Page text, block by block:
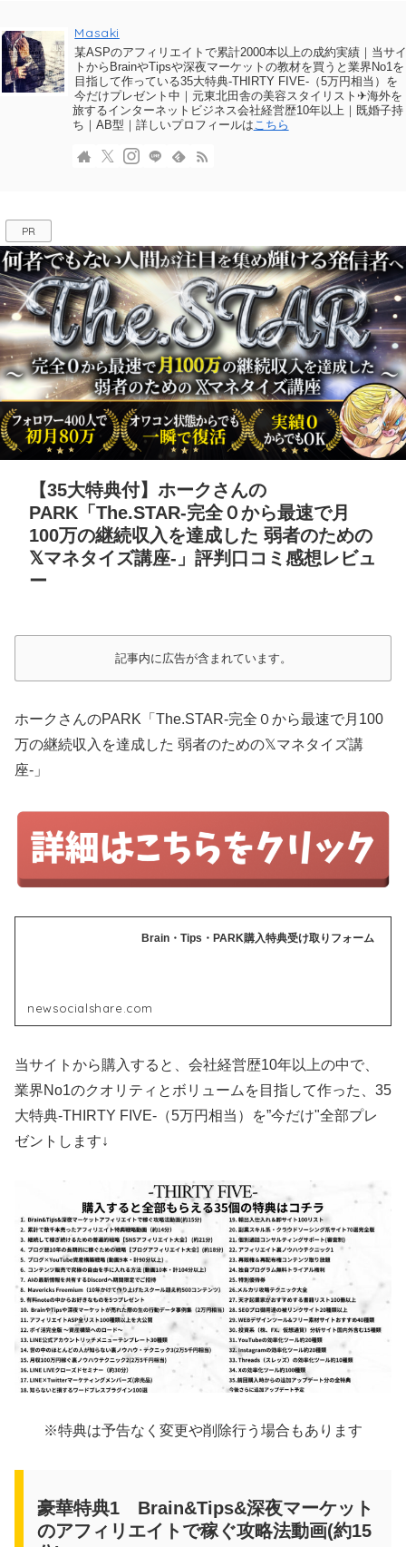
Masaki
某ASPのアフィリエイトで累計2000本以上の成約実績｜当サ
トからBrainやTipsや深夜マーケットの教材を買うと業界No1を
目指して作っている35大特典-THIRTY FIVE-（5万円相当）を
今だけプレゼント中｜元東北田舎の美容スタイリスト✈海外を
旅するインターネットビジネス会社経営歴10年以上｜既婚子持
ち｜AB型｜詳しいプロフィールはこちら
PR
【35大特典付】ホークさんの
PARK「The.STAR-完全０から最速で月
100万の継続収入を達成した 弱者のための
𝕏マネタイズ講座-」評判口コミ感想レビュ
ー
記事内に広告が含まれています。
ホークさんのPARK「The.STAR-完全０から最速で月100
万の継続収入を達成した 弱者のための𝕏マネタイズ講
座-」
Brain・Tips・PARK購入特典受け取りフォーム
newsocialshare.com
当サイトから購入すると、会社経営歴10年以上の中で、
業界No1のクオリティとボリュームを目指して作った、35
大特典-THIRTY FIVE-（5万円相当）を”今だけ"全部プレ
ゼントします↓
※特典は予告なく変更や削除行う場合もあります
豪華特典1 Brain&Tips&深夜マーケット
のアフィリエイトで稼ぐ攻略法動画(約15